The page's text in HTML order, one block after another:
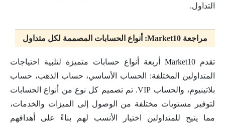
التداول.
مراجعة Market10: أنواع الحسابات المصممة لكل متداول
تقدم Market10 أربعة أنواع حسابات متميزة لتلبية احتياجات
المتداولين المختلفة: الحساب الأساسي، حساب الذهب، حساب
بلاتينيوم، والحساب VIP. تم تصميم كل نوع من أنواع الحسابات
لتوفير مستويات مختلفة من الوصول إلى الميزات والخدمات،
مما يتيح للمتداولين اختيار الأنسب لهم بناءً على أهدافهم